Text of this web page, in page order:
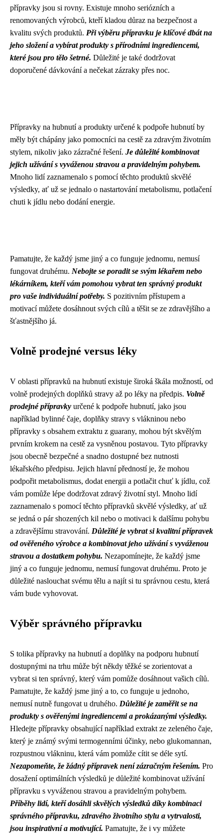
přípravky jsou si rovny. Existuje mnoho seriózních a
renomovaných výrobců, kteří kladou důraz na bezpečnost a
kvalitu svých produktů. Při výběru přípravku je klíčové dbát na
jeho složení a vybírat produkty s přírodními ingrediencemi,
které jsou pro tělo šetrné. Důležité je také dodržovat
doporučené dávkování a nečekat zázraky přes noc.
Přípravky na hubnutí a produkty určené k podpoře hubnutí by
měly být chápány jako pomocníci na cestě za zdravým životním
stylem, nikoliv jako zázračné řešení. Je důležité kombinovat
jejich užívání s vyváženou stravou a pravidelným pohybem.
Mnoho lidí zaznamenalo s pomocí těchto produktů skvělé
výsledky, ať už se jednalo o nastartování metabolismu, potlačení
chuti k jídlu nebo dodání energie.
Pamatujte, že každý jsme jiný a co funguje jednomu, nemusí
fungovat druhému. Nebojte se poradit se svým lékařem nebo
lékárníkem, kteří vám pomohou vybrat ten správný produkt
pro vaše individuální potřeby. S pozitivním přístupem a
motivací můžete dosáhnout svých cílů a těšit se ze zdravějšího a
šťastnějšího já.
Volně prodejné versus léky
V oblasti přípravků na hubnutí existuje široká škála možností, od
volně prodejných doplňků stravy až po léky na předpis. Volně
prodejné přípravky určené k podpoře hubnutí, jako jsou
například bylinné čaje, doplňky stravy s vlákninou nebo
přípravky s obsahem extraktu z guarany, mohou být skvělým
prvním krokem na cestě za vysněnou postavou. Tyto přípravky
jsou obecně bezpečné a snadno dostupné bez nutnosti
lékařského předpisu. Jejich hlavní předností je, že mohou
podpořit metabolismus, dodat energii a potlačit chuť k jídlu, což
vám pomůže lépe dodržovat zdravý životní styl. Mnoho lidí
zaznamenalo s pomocí těchto přípravků skvělé výsledky, ať už
se jedná o pár shozených kil nebo o motivaci k dalšímu pohybu
a zdravějšímu stravování. Důležité je vybrat si kvalitní přípravek
od ověřeného výrobce a kombinovat jeho užívání s vyváženou
stravou a dostatkem pohybu. Nezapomínejte, že každý jsme
jiný a co funguje jednomu, nemusí fungovat druhému. Proto je
důležité naslouchat svému tělu a najít si tu správnou cestu, která
vám bude vyhovovat.
Výběr správného přípravku
S tolika přípravky na hubnutí a doplňky na podporu hubnutí
dostupnými na trhu může být někdy těžké se zorientovat a
vybrat si ten správný, který vám pomůže dosáhnout vašich cílů.
Pamatujte, že každý jsme jiný a to, co funguje u jednoho,
nemusí nutně fungovat u druhého. Důležité je zaměřit se na
produkty s ověřenými ingrediencemi a prokázanými výsledky.
Hledejte přípravky obsahující například extrakt ze zeleného čaje,
který je známý svými termogenními účinky, nebo glukomannan,
rozpustnou vlákninu, která vám pomůže cítit se déle sytí.
Nezapomeňte, že žádný přípravek není zázračným řešením. Pro
dosažení optimálních výsledků je důležité kombinovat užívání
přípravku s vyváženou stravou a pravidelným pohybem.
Příběhy lidí, kteří dosáhli skvělých výsledků díky kombinaci
správného přípravku, zdravého životního stylu a vytrvalosti,
jsou inspirativní a motivující. Pamatujte, že i vy můžete